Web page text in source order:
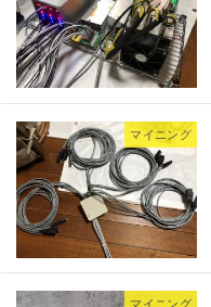
マイニング
マイニング